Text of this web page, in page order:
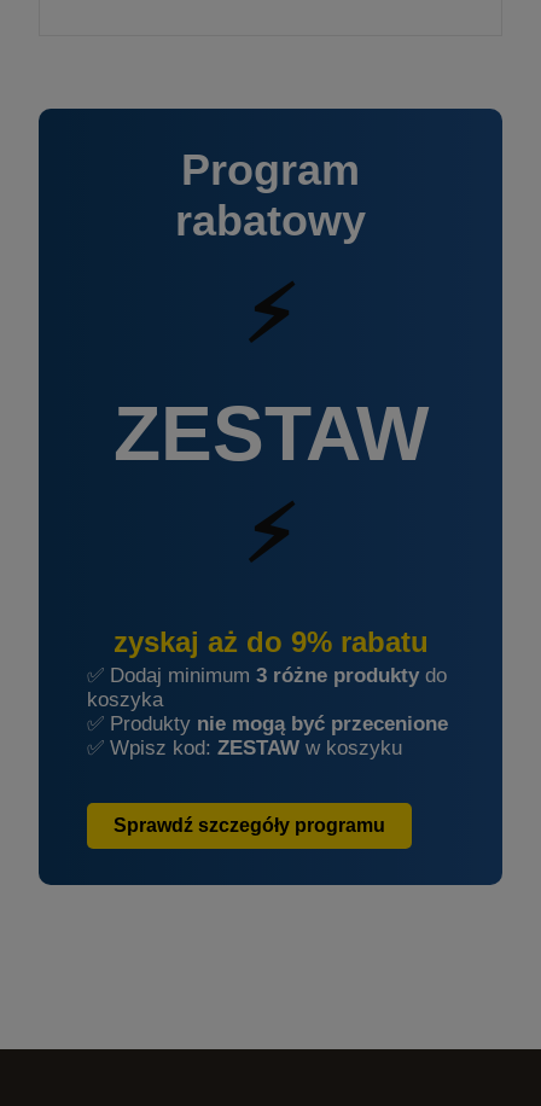
Program
rabatowy
⚡
ZESTAW
⚡
zyskaj aż do 9% rabatu
✅ Dodaj minimum 3 różne produkty do
koszyka
✅ Produkty nie mogą być przecenione
✅ Wpisz kod: ZESTAW w koszyku
Sprawdź szczegóły programu